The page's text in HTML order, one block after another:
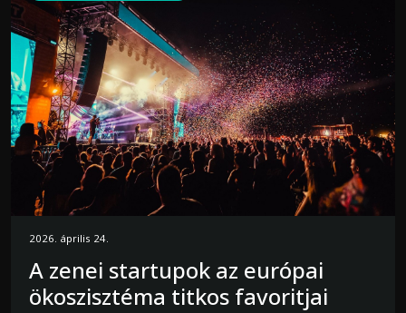
2026. április 24.
A zenei startupok az európai
ökoszisztéma titkos favoritjai